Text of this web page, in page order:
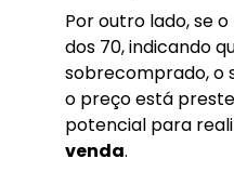
Por outro lado, se
dos 70, indicando
sobrecomprado, o
o preço está
potencial para
venda.